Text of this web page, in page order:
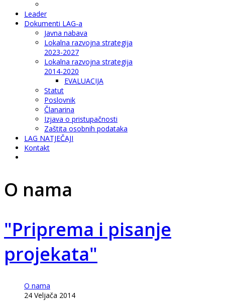
Leader
Dokumenti LAG-a
Javna nabava
Lokalna razvojna strategija
2023-2027
Lokalna razvojna strategija
2014-2020
EVALUACIJA
Statut
Poslovnik
Članarina
Izjava o pristupačnosti
Zaštita osobnih podataka
LAG NATJEČAJI
Kontakt
O nama
"Priprema i pisanje
projekata"
O nama
24 Veljača 2014